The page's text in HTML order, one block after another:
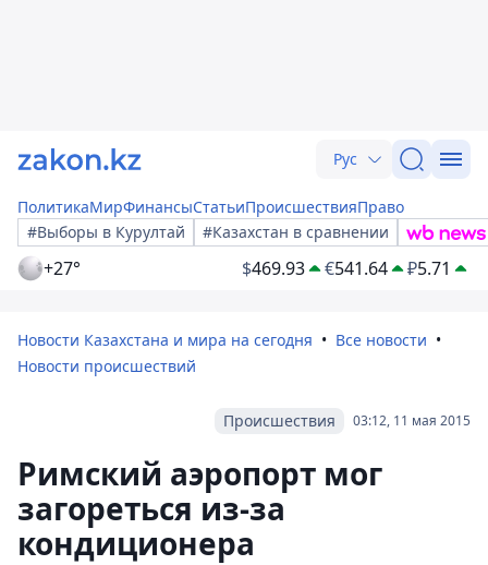
Рус
ПолитикаМирФинансыСтатьиПроисшествияПраво
#Выборы в Курултай
#Казахстан в сравнении
+27° $469.93 €541.64 ₽5.71
Новости Казахстана и мира на сегодня
Все новости
Новости происшествий
03:12, 11 мая 2015
Происшествия
Римский аэропорт мог
загореться из-за
кондиционера